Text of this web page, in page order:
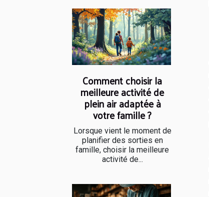
Comment choisir la
meilleure activité de
plein air adaptée à
votre famille ?
Lorsque vient le moment de
planifier des sorties en
famille, choisir la meilleure
activité de...